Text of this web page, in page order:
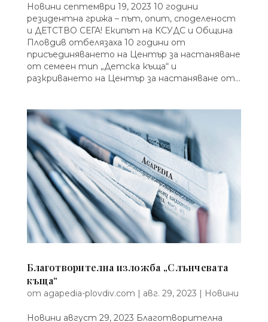
Новини септември 19, 2023 10 години
резидентна грижа – път, опит, споделеност
и ДЕТСТВО СЕГА! Екипът на КСУДС и Община
Пловдив отбелязаха 10 години от
присъединяването на Център за настаняване
от семеен тип „Детска къща“ и
разкриването на Център за настаняване от...
Благотворителна изложба „Слънчевата
къща“
от agapedia-plovdiv.com | авг. 29, 2023 | Новини
Новини август 29, 2023 Благотворителна